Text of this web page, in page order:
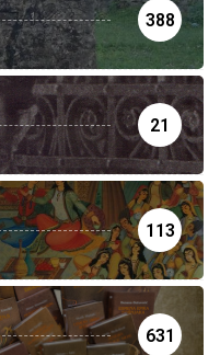
388
21
113
631